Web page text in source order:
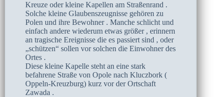
Kreuze oder kleine Kapellen am Straßenrand .
Solche kleine Glaubenszeugnisse gehören zu
Polen und ihre Bewohner . Manche schlicht und
einfach andere wiederum etwas größer , erinnern
an tragische Ereignisse die es passiert sind , oder
„schützen“ sollen vor solchen die Einwohner des
Ortes .
Diese kleine Kapelle steht an eine stark
befahrene Straße von Opole nach Kluczbork (
Oppeln-Kreuzburg) kurz vor der Ortschaft
Zawada .